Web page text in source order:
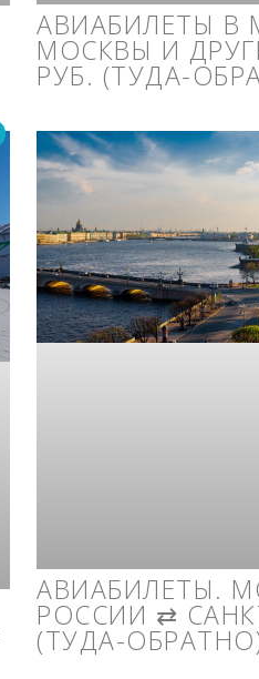
АВИАБИЛЕТЫ В
МОСКВЫ И
РУБ. (ТУДА-
АВИАБИЛЕТЫ.
РОССИИ ⇄
(ТУДА-